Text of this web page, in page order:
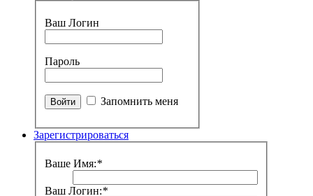
Ваш Логин
Пароль
Запомнить меня
Зарегистрироваться
Ваше Имя:*
Ваш Логин:*